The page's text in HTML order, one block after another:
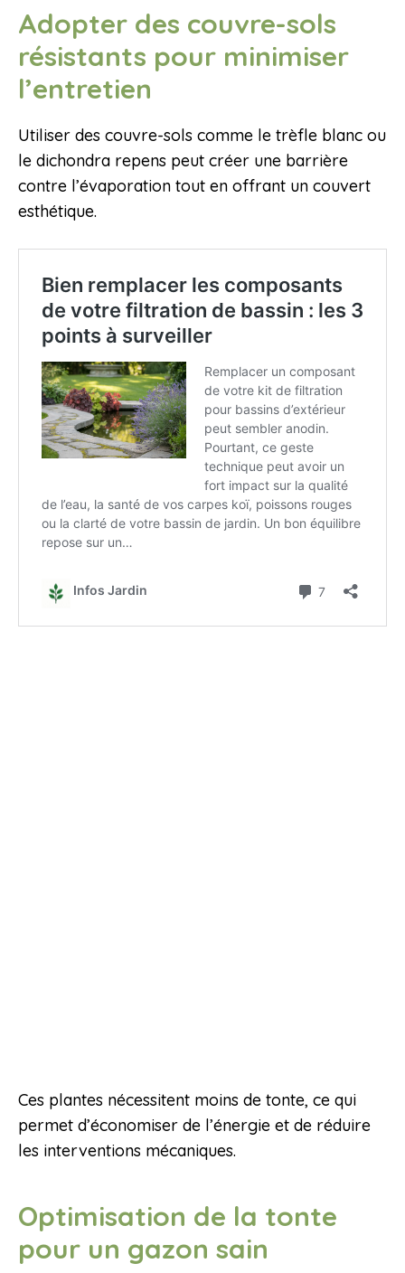
Adopter des couvre-sols
résistants pour minimiser
l’entretien
Utiliser des couvre-sols comme le trèfle blanc ou
le dichondra repens peut créer une barrière
contre l’évaporation tout en offrant un couvert
esthétique.
Ces plantes nécessitent moins de tonte, ce qui
permet d’économiser de l’énergie et de réduire
les interventions mécaniques.
Optimisation de la tonte
pour un gazon sain